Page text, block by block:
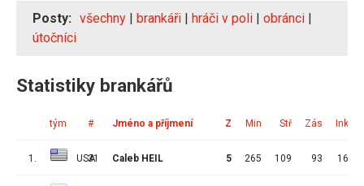
Posty: všechny | brankáři | hráči v poli | obránci |
útočníci
Statistiky brankářů
tým # Jméno a příjmení Z Min Stř Zás Ink
1. USA
31 Caleb HEIL 5 265 109 93 16